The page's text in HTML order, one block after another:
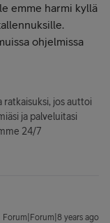
emme harmi kyllä
ohjelmissa
ratkaisuksi, jos auttoi
ja palveluitasi
24/7
Forum|Forum|8 years ago